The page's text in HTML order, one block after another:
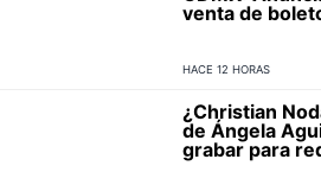
venta de
HACE 12 HORAS
¿Christian
de Ángela
grabar para